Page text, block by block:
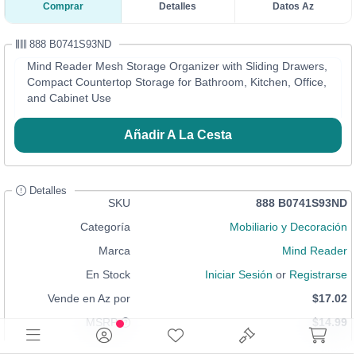
Comprar Detalles Datos Az
888 B0741S93ND
Mind Reader Mesh Storage Organizer with Sliding Drawers,
Compact Countertop Storage for Bathroom, Kitchen, Office,
and Cabinet Use
Añadir A La Cesta
Detalles
SKU
888 B0741S93ND
Categoría
Mobiliario y Decoración
Marca
Mind Reader
En Stock
Iniciar Sesión or Registrarse
Vende en Az por
$17.02
MSRP
$14.99
Condición
Nuevo